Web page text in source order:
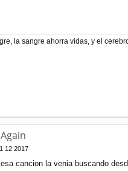
la sangre ahorra vidas, y el
12 2017
cancion la venia buscando